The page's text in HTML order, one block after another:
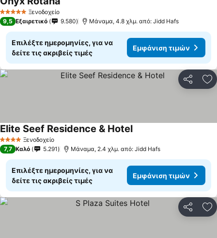
5 Αστέρια Ξενοδοχείο
9,5 Εξαιρετικό 9.580 Μάναμα, 4.8 χλμ. από: Jidd Hafs
Επιλέξτε ημερομηνίες, για να
δείτε τις ακριβείς τιμές
Εμφάνιση τιμών
4 ΑστέριαΞενοδοχείο
Elite Seef Residence & HotelΕμφάνιση τιμών
7,7 Καλό 5.291 Μάναμα, 2.4 χλμ. από: Jidd Hafs
Επιλέξτε ημερομηνίες, για να
δείτε τις ακριβείς τιμές
Εμφάνιση τιμών